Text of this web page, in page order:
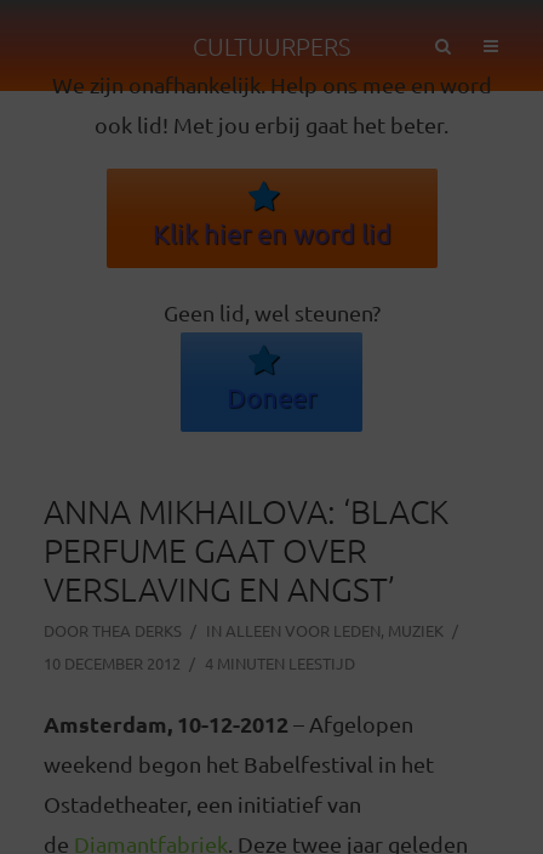
CULTUURPERS
We zijn onafhankelijk. Help ons mee en word
ook lid! Met jou erbij gaat het beter.
Klik hier en word lid
Geen lid, wel steunen?
Doneer
ANNA MIKHAILOVA: ‘BLACK
PERFUME GAAT OVER
VERSLAVING EN ANGST’
DOOR THEA DERKS IN ALLEEN VOOR LEDEN, MUZIEK
10 DECEMBER 2012
4 MINUTEN LEESTIJD
Amsterdam, 10-12-2012 – Afgelopen
weekend begon het Babelfestival in het
Ostadetheater, een initiatief van
de Diamantfabriek . Deze twee jaar geleden